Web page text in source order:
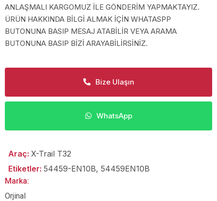
ANLAŞMALI KARGOMUZ İLE GÖNDERİM YAPMAKTAYIZ.
ÜRÜN HAKKINDA BİLGİ ALMAK İÇİN WHATASPP
BUTONUNA BASIP MESAJ ATABİLİR VEYA ARAMA
BUTONUNA BASIP BİZİ ARAYABİLİRSİNİZ.
Bize Ulaşın
WhatsApp
Araç: X-Trail T32
Etiketler: 54459-EN10B, 54459EN10B
Marka:
Orjinal